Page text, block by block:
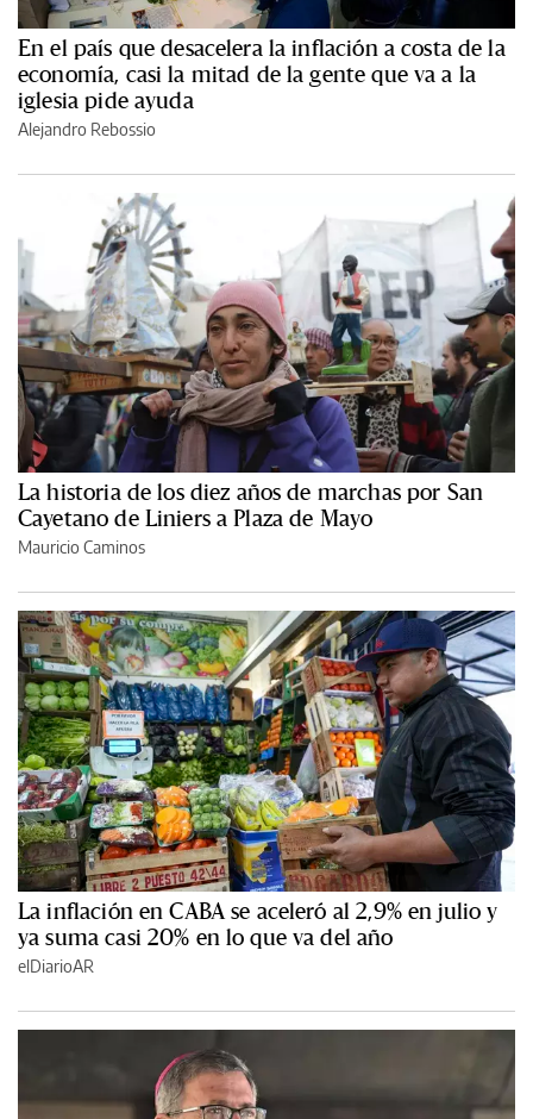
En el país que desacelera la inflación a costa de la
economía, casi la mitad de la gente que va a la
iglesia pide ayuda
Alejandro Rebossio
La historia de los diez años de marchas por San
Cayetano de Liniers a Plaza de Mayo
Mauricio Caminos
La inflación en CABA se aceleró al 2,9% en julio y
ya suma casi 20% en lo que va del año
elDiarioAR